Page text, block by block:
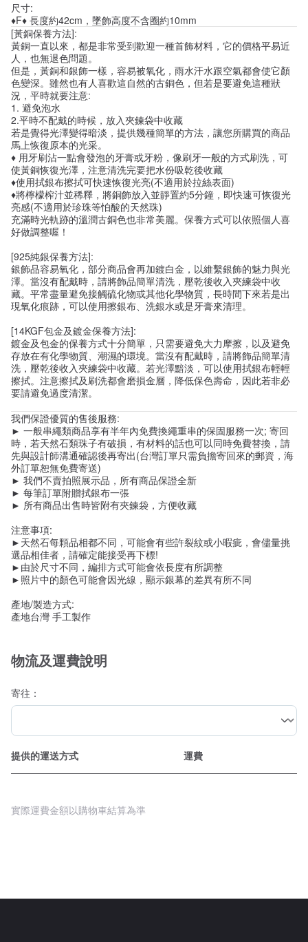
尺寸:
♦F♦ 長度約42cm，墜飾高度不含圈約10mm
[黃銅保養方法]:
黃銅一直以來，都是非常受到歡迎一種首飾材料，它的價格平易近
人，也無退色問題。
但是，黃銅和銀飾一樣，容易被氧化，雨水汗水跟空氣都會使它顏
色變深。雖然也有人喜歡這自然的古銅色，但若是要避免這種狀
況，平時就要注意:
1. 避免泡水
2.平時不配戴的時候，放入夾鍊袋中收藏
若是覺得光澤變得暗淡，提供幾種簡單的方法，讓您所購買的商品
馬上恢復原本的光采。
♦ 用牙刷沾一點會發泡的牙膏或牙粉，像刷牙一般的方式刷洗，可
使黃銅恢復光澤，注意清洗完要把水份吸乾後收藏
♦使用拭銀布擦拭可快速恢復光亮(不適用於拉絲表面)
♦將檸檬榨汁並稀釋，將銅飾放入並靜置約5分鐘，即快速可恢復光
亮感(不適用於珍珠等怕酸的天然珠)
充滿時光軌跡的溫潤古銅色也非常美麗。保養方式可以依照個人喜
好做調整喔！
[925純銀保養方法]:
銀飾品容易氧化，部分商品會再加鍍白金，以維繫銀飾的魅力與光
澤。當沒有配戴時，請將飾品簡單清洗，壓乾後收入夾練袋中收
藏。平常盡量避免接觸硫化物或其他化學物質，長時間下來若是出
現氧化痕跡，可以使用擦銀布、洗銀水或是牙膏來清理。
[14KGF包金及鍍金保養方法]:
鍍金及包金的保養方式十分簡單，只需要避免大力摩擦，以及避免
存放在有化學物質、潮濕的環境。當沒有配戴時，請將飾品簡單清
洗，壓乾後收入夾練袋中收藏。若光澤黯淡，可以使用拭銀布輕輕
擦拭。注意擦拭及刷洗都會磨損金層，降低保色壽命，因此若非必
要請避免過度清潔。
我們保證優質的售後服務:
► 一般串繩類商品享有半年內免費換繩重串的保固服務一次; 寄回
時，若天然石類珠子有破損，有材料的話也可以同時免費替換，請
先與設計師溝通確認後再寄出(台灣訂單只需負擔寄回來的郵資，海
外訂單恕無免費寄送)
► 我們不賣拍照展示品，所有商品保證全新
► 每筆訂單附贈拭銀布一張
► 所有商品出售時皆附有夾鍊袋，方便收藏
注意事項:
►天然石每顆品相都不同，可能會有些許裂紋或小暇疵，會儘量挑
選品相佳者，請確定能接受再下標!
►由於尺寸不同，編排方式可能會依長度有所調整
►照片中的顏色可能會因光線，顯示銀幕的差異有所不同
產地/製造方式:
產地台灣 手工製作
物流及運費說明
寄往：
提供的運送方式 運費
實際運費金額以購物車結算為準